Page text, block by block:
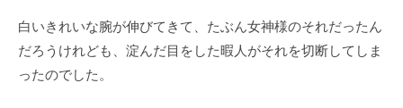
白いきれいな腕が伸びてきて、たぶん女神様のそれだったん
だろうけれども、淀んだ目をした暇人がそれを切断してしま
ったのでした。